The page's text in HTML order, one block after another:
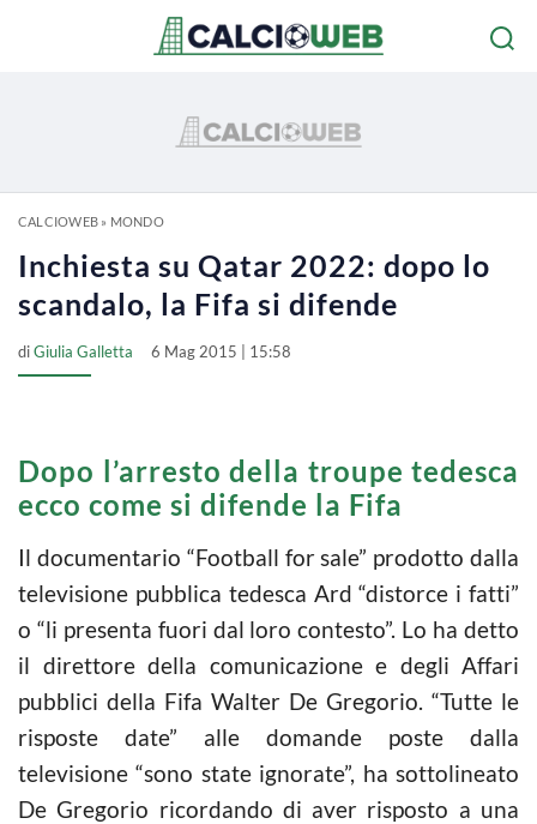
CALCIOWEB» MONDO
Inchiesta su Qatar 2022: dopo lo
scandalo, la Fifa si difende
diGiulia Galletta 6 Mag 2015 | 15:58
Dopo l’arresto della troupe tedesca
ecco come si difende la Fifa
Il documentario “Football for sale” prodotto dalla
televisione pubblica tedesca Ard “distorce i fatti”
o “li presenta fuori dal loro contesto”. Lo ha detto
il direttore della comunicazione e degli Affari
pubblici della Fifa Walter De Gregorio. “Tutte le
risposte date” alle domande poste dalla
televisione “sono state ignorate”, ha sottolineato
De Gregorio ricordando di aver risposto a una